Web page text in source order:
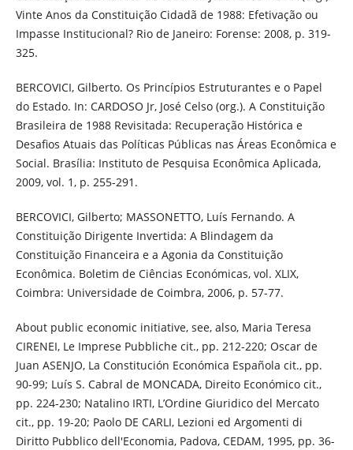
Vinte Anos da Constituição Cidadã de 1988: Efetivação ou
Impasse Institucional? Rio de Janeiro: Forense: 2008, p. 319-
325.
BERCOVICI, Gilberto. Os Princípios Estruturantes e o Papel
do Estado. In: CARDOSO Jr, José Celso (org.). A Constituição
Brasileira de 1988 Revisitada: Recuperação Histórica e
Desafios Atuais das Políticas Públicas nas Áreas Econômica e
Social. Brasília: Instituto de Pesquisa Econômica Aplicada,
2009, vol. 1, p. 255-291.
BERCOVICI, Gilberto; MASSONETTO, Luís Fernando. A
Constituição Dirigente Invertida: A Blindagem da
Constituição Financeira e a Agonia da Constituição
Econômica. Boletim de Ciências Económicas, vol. XLIX,
Coimbra: Universidade de Coimbra, 2006, p. 57-77.
About public economic initiative, see, also, Maria Teresa
CIRENEI, Le Imprese Pubbliche cit., pp. 212-220; Oscar de
Juan ASENJO, La Constitución Económica Española cit., pp.
90-99; Luís S. Cabral de MONCADA, Direito Económico cit.,
pp. 224-230; Natalino IRTI, L’Ordine Giuridico del Mercato
cit., pp. 19-20; Paolo DE CARLI, Lezioni ed Argomenti di
Diritto Pubblico dell'Economia, Padova, CEDAM, 1995, pp. 36-